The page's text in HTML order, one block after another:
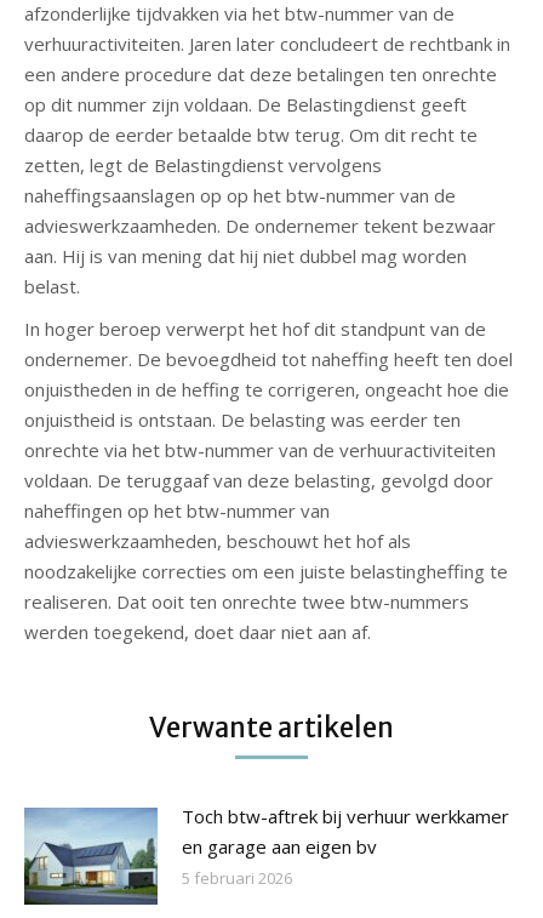
afzonderlijke tijdvakken via het btw-nummer van de
verhuuractiviteiten. Jaren later concludeert de rechtbank in
een andere procedure dat deze betalingen ten onrechte
op dit nummer zijn voldaan. De Belastingdienst geeft
daarop de eerder betaalde btw terug. Om dit recht te
zetten, legt de Belastingdienst vervolgens
naheffingsaanslagen op op het btw-nummer van de
advieswerkzaamheden. De ondernemer tekent bezwaar
aan. Hij is van mening dat hij niet dubbel mag worden
belast.
In hoger beroep verwerpt het hof dit standpunt van de
ondernemer. De bevoegdheid tot naheffing heeft ten doel
onjuistheden in de heffing te corrigeren, ongeacht hoe die
onjuistheid is ontstaan. De belasting was eerder ten
onrechte via het btw-nummer van de verhuuractiviteiten
voldaan. De teruggaaf van deze belasting, gevolgd door
naheffingen op het btw-nummer van
advieswerkzaamheden, beschouwt het hof als
noodzakelijke correcties om een juiste belastingheffing te
realiseren. Dat ooit ten onrechte twee btw-nummers
werden toegekend, doet daar niet aan af.
Verwante artikelen
Toch btw-aftrek bij verhuur werkkamer
en garage aan eigen bv
5 februari 2026